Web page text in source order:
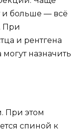
и больше — всё
При
и рентгена
назначить
При этом
спиной к